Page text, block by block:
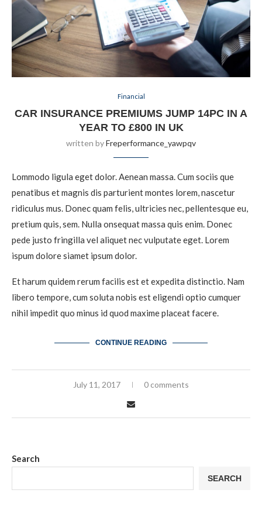
Financial
CAR INSURANCE PREMIUMS JUMP 14PC IN A
YEAR TO £800 IN UK
written byFreperformance_yawpqv
Lommodo ligula eget dolor. Aenean massa. Cum sociis que
penatibus et magnis dis parturient montes lorem, nascetur
ridiculus mus. Donec quam felis, ultricies nec, pellentesque eu,
pretium quis, sem. Nulla onsequat massa quis enim. Donec
pede justo fringilla vel aliquet nec vulputate eget. Lorem
ispum dolore siamet ipsum dolor.
Et harum quidem rerum facilis est et expedita distinctio. Nam
libero tempore, cum soluta nobis est eligendi optio cumquer
nihil impedit quo minus id quod maxime placeat facere.
CONTINUE READING
July 11, 2017 0 comments
Search
SEARCH